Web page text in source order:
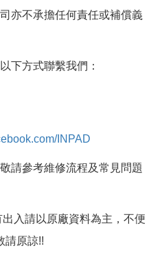
亦不承擔任何責任或補償義
下方式聯繫我們：
INPAD
請參考維修流程及常見問題
入請以原廠資料為主，不便
請原諒!!